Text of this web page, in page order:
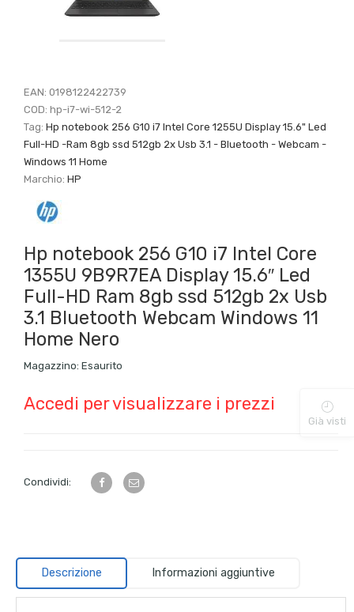
EAN:0198122422739
COD:hp-i7-wi-512-2
Tag:Hp notebook 256 G10 i7 Intel Core 1255U Display 15.6" Led
Full-HD -Ram 8gb ssd 512gb 2x Usb 3.1 - Bluetooth - Webcam -
Windows 11 Home
Marchio:HP
Hp notebook 256 G10 i7 Intel Core
1355U 9B9R7EA Display 15.6″ Led
Full-HD Ram 8gb ssd 512gb 2x Usb
3.1 Bluetooth Webcam Windows 11
Home Nero
Magazzino: Esaurito
Accedi per visualizzare i prezzi
Condividi:
Descrizione Informazioni aggiuntive
Già visti